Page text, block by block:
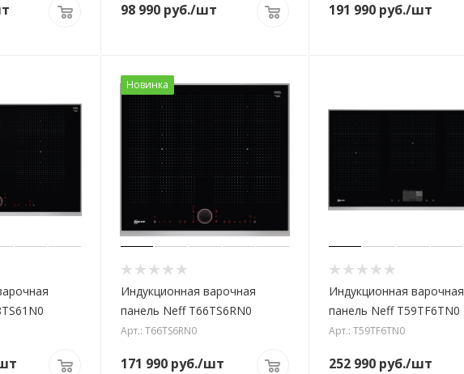
98 990 руб./шт 191 990руб./шт
Новинка
Индукционная варочная
панель Neff T66TS6RN0
Арт.: T66TS6RN0
171 990 руб./шт
Индукционная варочная
панель Neff T59TF6TN0
Арт.: T59TF6TN0
252 990руб./шт